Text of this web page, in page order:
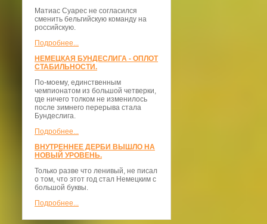
Матиас Суарес не согласился
сменить бельгийскую команду на
российскую.
Подробнее...
НЕМЕЦКАЯ БУНДЕСЛИГА - ОПЛОТ
СТАБИЛЬНОСТИ.
По-моему, единственным
чемпионатом из большой четверки,
где ничего толком не изменилось
после зимнего перерыва стала
Бундеслига.
Подробнее...
ВНУТРЕННЕЕ ДЕРБИ ВЫШЛО НА
НОВЫЙ УРОВЕНЬ.
Только разве что ленивый, не писал
о том, что этот год стал Немецким с
большой буквы.
Подробнее...